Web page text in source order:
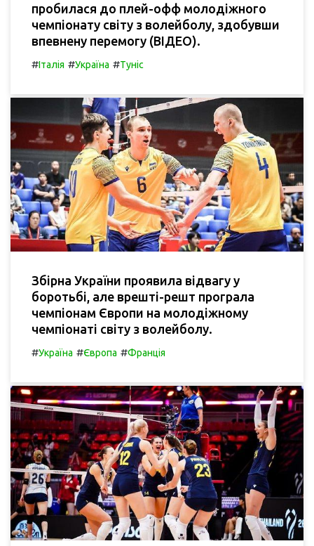
пробилася до плей-офф молодіжного
чемпіонату світу з волейболу, здобувши
впевнену перемогу (ВІДЕО).
#Італія #Україна #Туніс
Збірна України проявила відвагу у
боротьбі, але врешті-решт програла
чемпіонам Європи на молодіжному
чемпіонаті світу з волейболу.
#Україна #Європа #Франція